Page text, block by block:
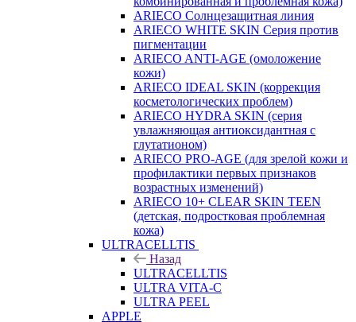
ARIECO Солнцезащитная линия
ARIECO WHITE SKIN Серия против
пигментации
ARIECO ANTI-AGE (омоложение
кожи)
ARIECO IDEAL SKIN (коррекция
косметологических проблем)
ARIECO HYDRA SKIN (серия
увлажняющая антиоксидантная с
глутатионом)
ARIECO PRO-AGE (для зрелой кожи и
профилактики первых признаков
возрастных изменений)
ARIECO 10+ CLEAR SKIN TEEN
(детская, подростковая проблемная
кожа)
ULTRACELLTIS
Назад
ULTRACELLTIS
ULTRA VITA-C
ULTRA PEEL
APPLE